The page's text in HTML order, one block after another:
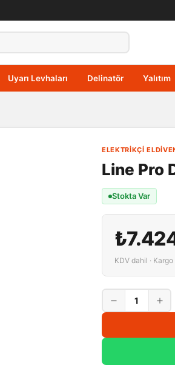
Uyarı Levhaları Delinatör Yalıtım
ELEKTRIKÇI
Line Pro
Stokta Var
KDV dahil · Kargo
1